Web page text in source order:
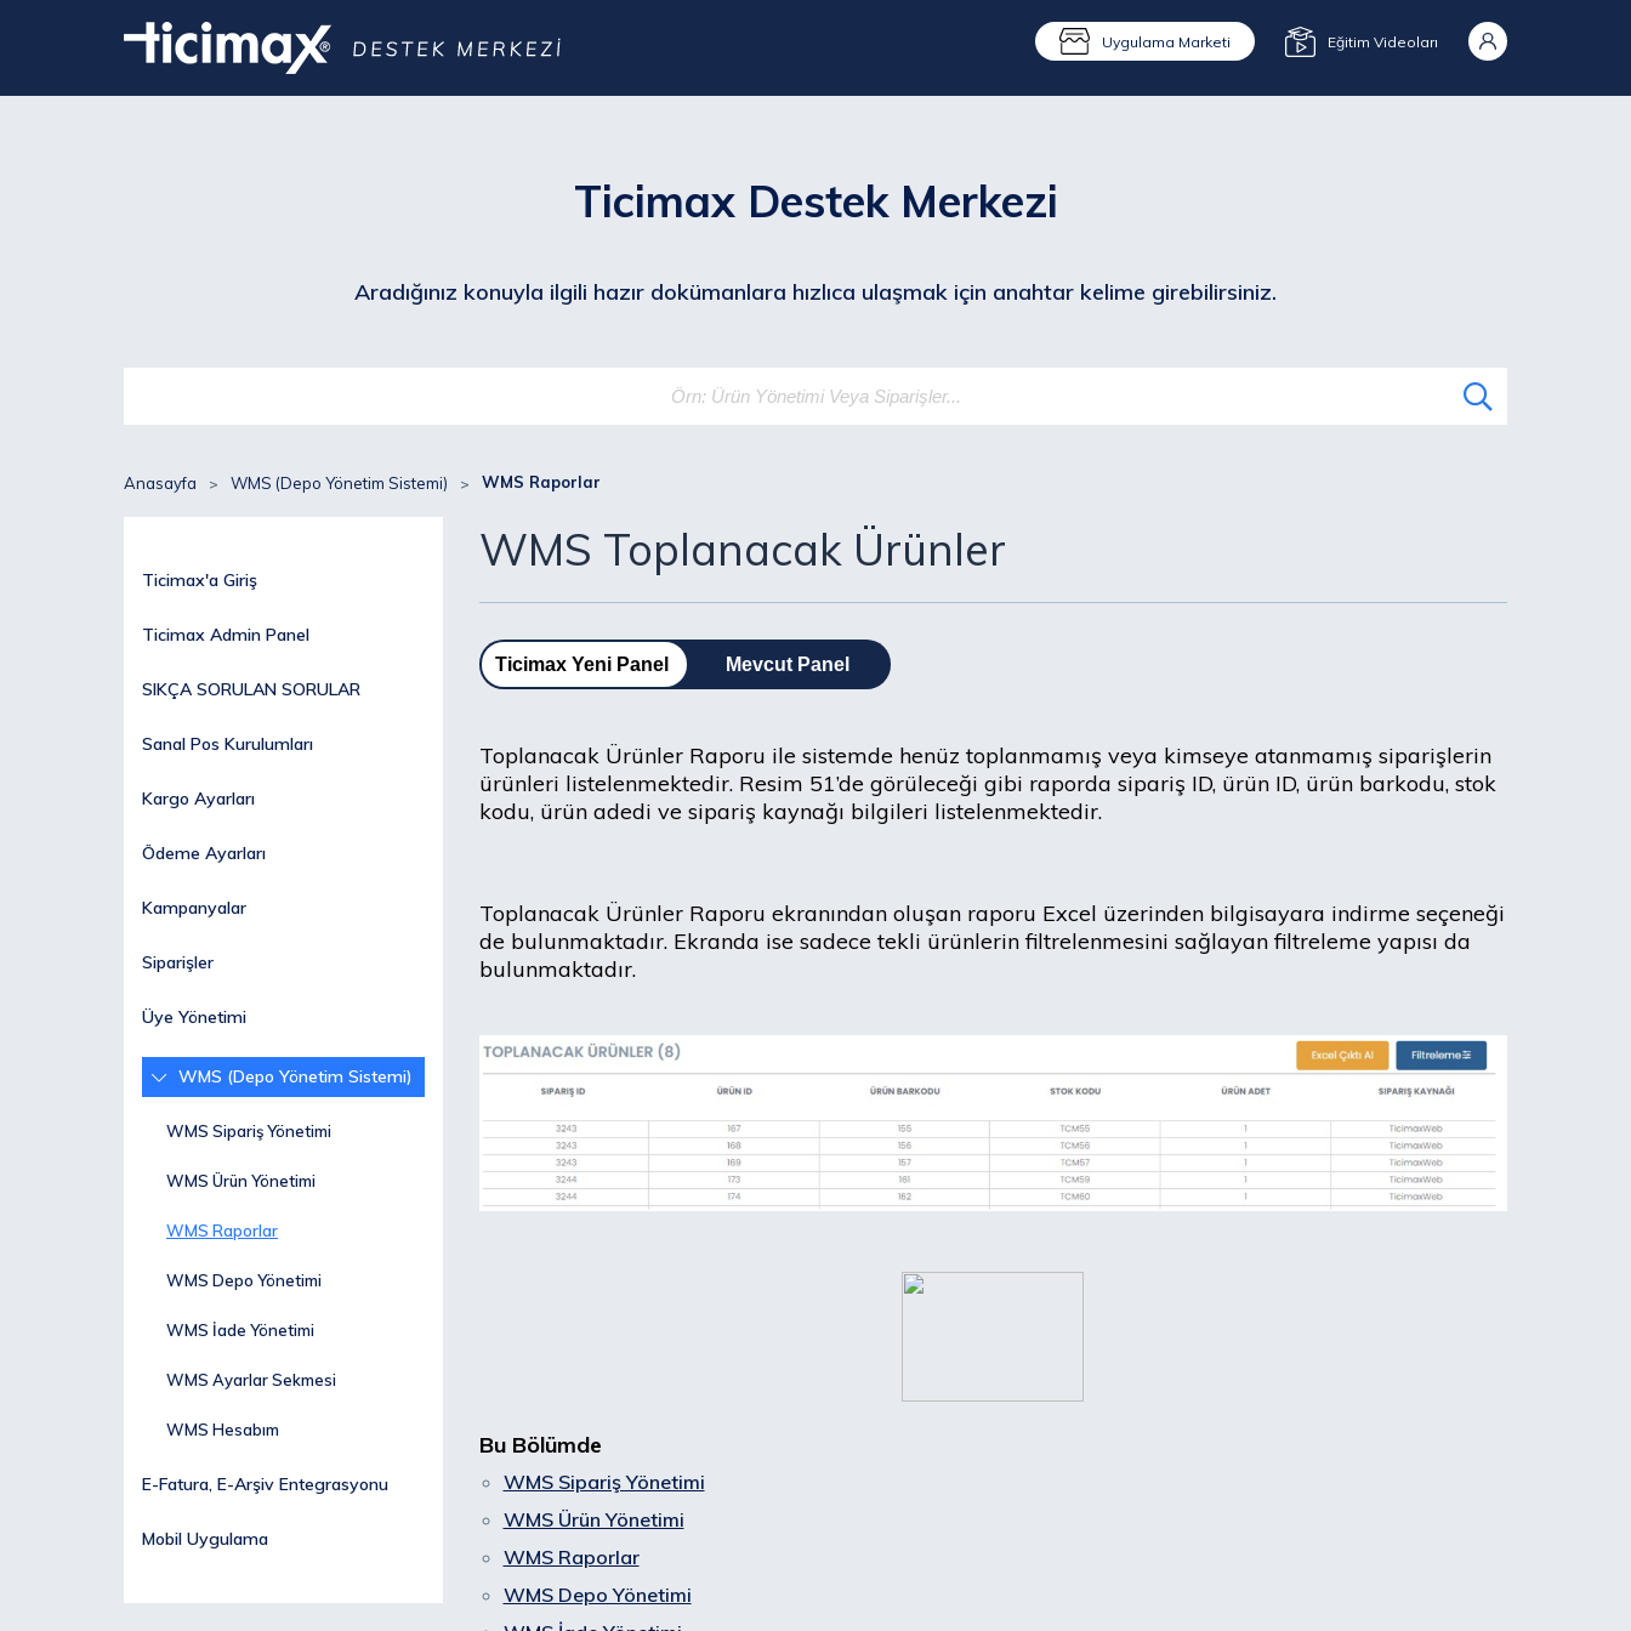
Eğitim Videoları
Uygulama Marketi
Ticimax Destek Merkezi
Aradığınız konuyla ilgili hazır dokümanlara hızlıca ulaşmak için anahtar kelime girebilirsiniz.
Anasayfa WMS (Depo Yönetim Sistemi) WMS Raporlar
Ticimax'a Giriş
Ticimax Admin Panel
SIKÇA SORULAN SORULAR
Sanal Pos Kurulumları
Kargo Ayarları
Ödeme Ayarları
Kampanyalar
Siparişler
Üye Yönetimi
WMS (Depo Yönetim Sistemi)
WMS Sipariş Yönetimi
WMS Ürün Yönetimi
WMS Raporlar
WMS Depo Yönetimi
WMS İade Yönetimi
WMS Ayarlar Sekmesi
WMS Hesabım
E-Fatura, E-Arşiv Entegrasyonu
Mobil Uygulama
WMS Toplanacak Ürünler
Ticimax Yeni Panel Mevcut Panel
Toplanacak Ürünler Raporu ile sistemde henüz toplanmamış veya kimseye atanmamış siparişlerin
ürünleri listelenmektedir. Resim 51’de görüleceği gibi raporda sipariş ID, ürün ID, ürün barkodu, stok
kodu, ürün adedi ve sipariş kaynağı bilgileri listelenmektedir.
Toplanacak Ürünler Raporu ekranından oluşan raporu Excel üzerinden bilgisayara indirme seçeneği
de bulunmaktadır. Ekranda ise sadece tekli ürünlerin filtrelenmesini sağlayan filtreleme yapısı da
bulunmaktadır.
Bu Bölümde
WMS Sipariş Yönetimi
WMS Ürün Yönetimi
WMS Raporlar
WMS Depo Yönetimi